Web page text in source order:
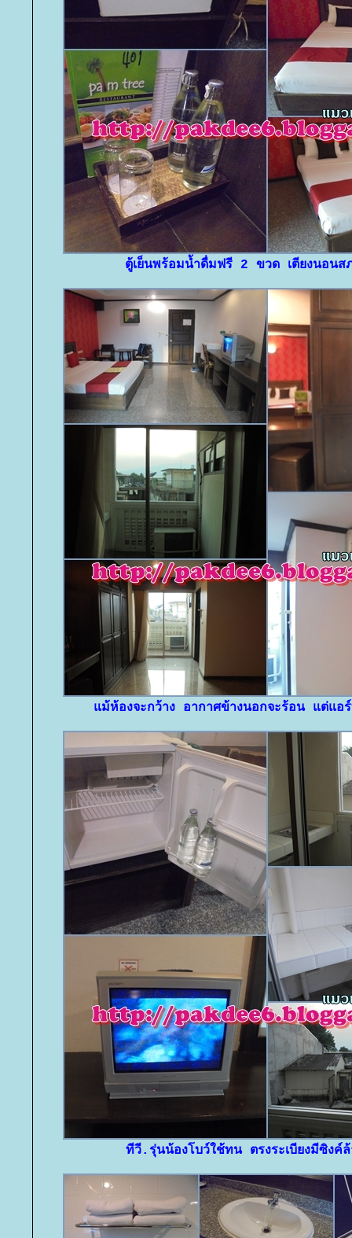
ตู้เย็นพร้อมน้ำดื่มฟรี 2 ขวด เตียงนอนส
ม้ห้องจะกว้าง อากาศข้างนอกจะร้อน แต่แอร์
ทีวี.รุ่นน้องโบว์ใช้ทน ตรงระเบียงมีซิงค์